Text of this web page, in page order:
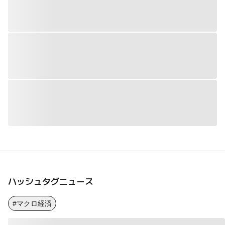
ハッシュタグニュース
#マクロ経済